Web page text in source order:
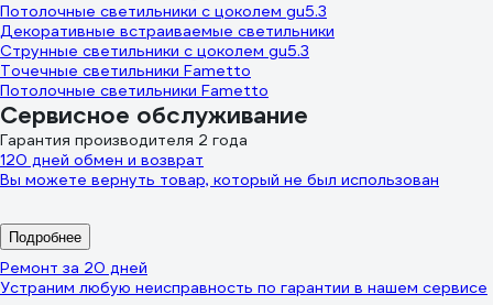
Потолочные светильники с цоколем gu5.3
Декоративные встраиваемые светильники
Струнные светильники с цоколем gu5.3
Точечные светильники Fametto
Потолочные светильники Fametto
Сервисное обслуживание
Гарантия производителя 2 года
120 дней обмен и возврат
Вы можете вернуть товар, который не был использован
Подробнее
Ремонт за 20 дней
Устраним любую неисправность по гарантии в нашем сервисе